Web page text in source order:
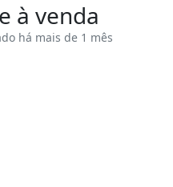
à venda
há mais de 1 mês